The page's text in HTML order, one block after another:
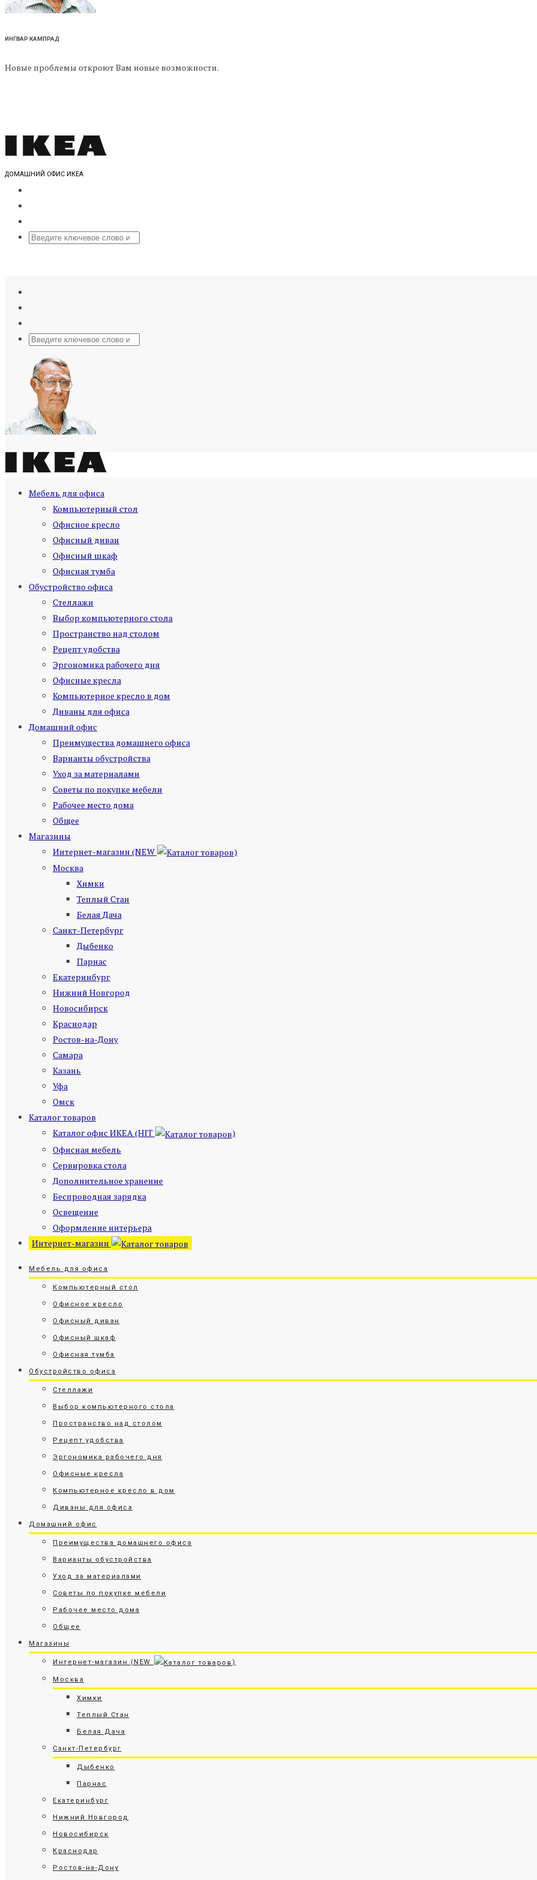
ИНГВАР КАМПРАД
Новые проблемы откроют Вам новые возможности.
ДОМАШНИЙ ОФИС ИКЕА
Мебель для офиса
Компьютерный стол
Офисное кресло
Офисный диван
Офисный шкаф
Офисная тумба
Обустройство офиса
Стеллажи
Выбор компьютерного стола
Пространство над столом
Рецепт удобства
Эргономика рабочего дня
Офисные кресла
Компьютерное кресло в дом
Диваны для офиса
Домашний офис
Преимущества домашнего офиса
Варианты обустройства
Уход за материалами
Советы по покупке мебели
Рабочее место дома
Общее
Магазины
Интернет-магазин (NEW
)
Москва
Химки
Теплый Стан
Белая Дача
Санкт-Петербург
Дыбенко
Парнас
Екатеринбург
Нижний Новгород
Новосибирск
Краснодар
Ростов-на-Дону
Самара
Казань
Уфа
Омск
Каталог товаров
Каталог офис ИКЕА (HIT
)
Офисная мебель
Сервировка стола
Дополнительное хранение
Беспроводная зарядка
Освещение
Оформление интерьера
Интернет-магазин
Мебель для офиса
Компьютерный стол
Офисное кресло
Офисный диван
Офисный шкаф
Офисная тумба
Обустройство офиса
Стеллажи
Выбор компьютерного стола
Пространство над столом
Рецепт удобства
Эргономика рабочего дня
Офисные кресла
Компьютерное кресло в дом
Диваны для офиса
Домашний офис
Преимущества домашнего офиса
Варианты обустройства
Уход за материалами
Советы по покупке мебели
Рабочее место дома
Общее
Магазины
Интернет-магазин (NEW )
Москва
Химки
Теплый Стан
Белая Дача
Санкт-Петербург
Дыбенко
Парнас
Екатеринбург
Нижний Новгород
Новосибирск
Краснодар
Ростов-на-Дону